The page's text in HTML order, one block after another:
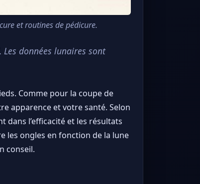
et routines de pédicure.
données lunaires sont
Comme pour la coupe de
apparence et votre santé. Selon
dans l’efficacité et les résultats
les ongles en fonction de la lune
conseil.